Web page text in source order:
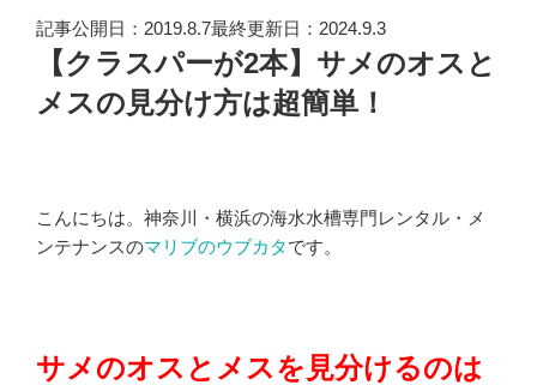
記事公開日：2019.8.7最終更新日：2024.9.3
【クラスパーが2本】サメのオスと
メスの見分け方は超簡単！
こんにちは。神奈川・横浜の海水水槽専門レンタル・メ
ンテナンスのマリブのウブカタです。
サメのオスとメスを見分けるのは